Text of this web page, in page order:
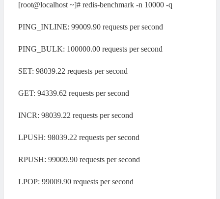
[root@localhost ~]# redis-benchmark -n 10000 -q
PING_INLINE: 99009.90 requests per second
PING_BULK: 100000.00 requests per second
SET: 98039.22 requests per second
GET: 94339.62 requests per second
INCR: 98039.22 requests per second
LPUSH: 98039.22 requests per second
RPUSH: 99009.90 requests per second
LPOP: 99009.90 requests per second